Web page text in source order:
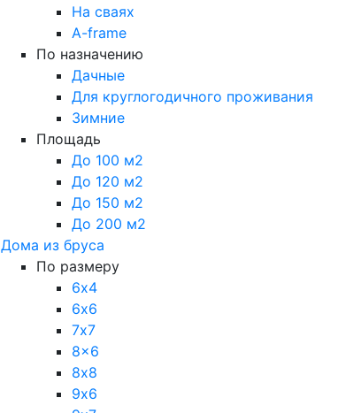
На сваях
A-frame
По назначению
Дачные
Для круглогодичного проживания
Зимние
Площадь
До 100 м2
До 120 м2
До 150 м2
До 200 м2
Дома из бруса
По размеру
6х4
6х6
7х7
8x6
8х8
9х6